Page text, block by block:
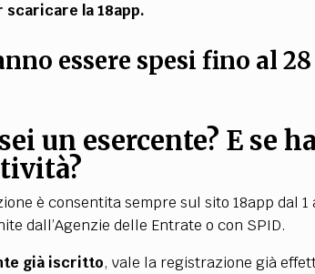
scaricare la 18app.
essere spesi fino al
un esercente? E se
è consentita sempre sul sito 18app dal 1
dall’Agenzie delle Entrate o con SPID.
già iscritto, vale la registrazione già